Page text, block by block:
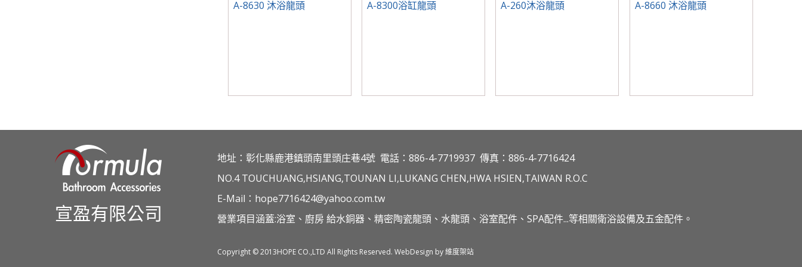
A-8630 沐浴龍頭 A-8300浴缸龍頭 A-260沐浴龍頭 A-8660 沐浴龍頭
宣盈有限公司
地址：彰化縣鹿港鎮頭南里頭庄巷4號 電話：886-4-7719937 傳真：886-4-7716424
NO.4 TOUCHUANG,HSIANG,TOUNAN LI,LUKANG CHEN,HWA HSIEN,TAIWAN R.O.C
E-Mail：hope7716424@yahoo.com.tw
營業項目涵蓋:浴室、廚房 給水銅器、精密陶瓷龍頭、水龍頭、浴室配件、SPA配件...等相關衛浴設備及五金配件。
Copyright © 2013HOPE CO.,LTD All Rights Reserved. WebDesign by 維度架站